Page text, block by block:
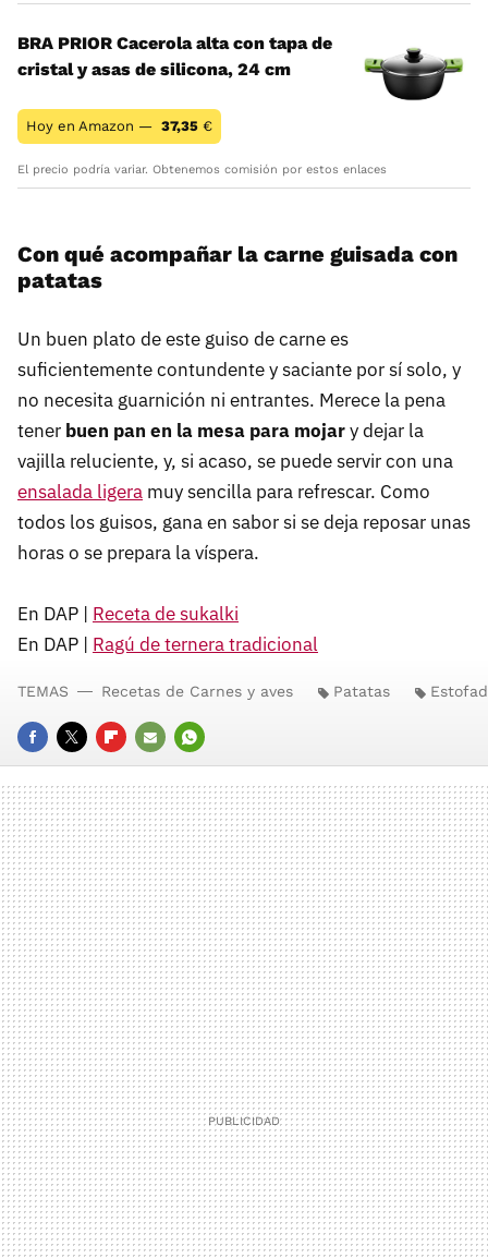
BRA PRIOR Cacerola alta con tapa de
cristal y asas de silicona, 24 cm
Hoy en Amazon — 37,35 €
El precio podría variar. Obtenemos comisión por estos enlaces
Con qué acompañar la carne guisada con
patatas
Un buen plato de este guiso de carne es
suficientemente contundente y saciante por sí solo, y
no necesita guarnición ni entrantes. Merece la pena
tener buen pan en la mesa para mojary dejar la
vajilla reluciente, y, si acaso, se puede servir con una
ensalada ligera muy sencilla para refrescar. Como
todos los guisos, gana en sabor si se deja reposar unas
horas o se prepara la víspera.
En DAP | Receta de sukalki
En DAP | Ragú de ternera tradicional
FACEBOOK
TWITTERFLIPBOARD
E-
MAIL
WHATSAPP
TEMAS Recetas de Carnes y aves Patatas